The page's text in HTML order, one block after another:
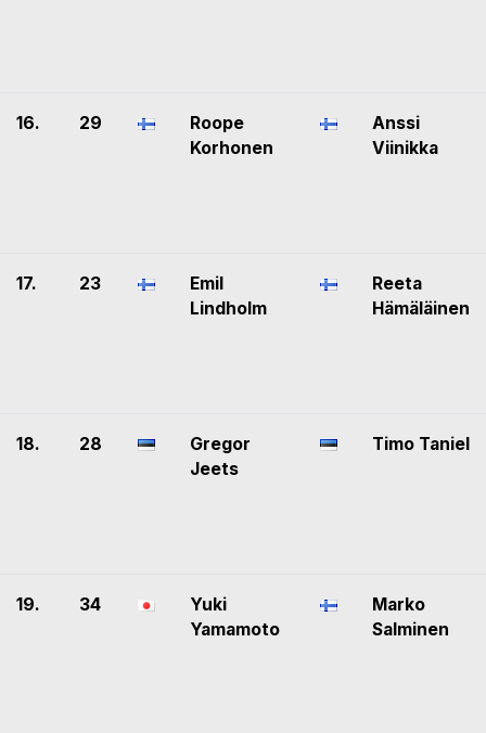
16. 29
Roope
Korhonen
Anssi
Viinikka
17. 23
Emil
Lindholm
Reeta
Hämäläinen
18. 28
Gregor
Jeets
Timo Taniel
19. 34
Yuki
Yamamoto
Marko
Salminen